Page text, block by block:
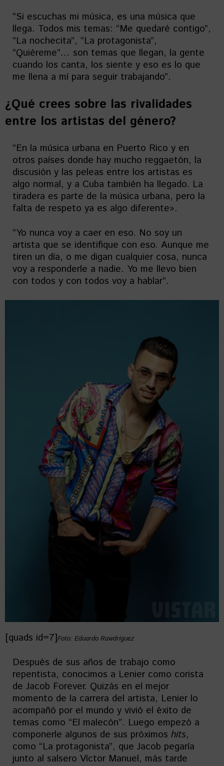
“Si escuchas mi música, es una música que
llega. Todos mis temas: “Me quedaré contigo”,
“La nochecita”, “La protagonista”,
“Quiéreme”… son temas que llegan, la gente
cuando los canta, los siente y eso es lo que
me llena a mí para seguir trabajando”.
¿Qué crees sobre las rivalidades
entre los artistas del género?
“En la música urbana en Puerto Rico y en
otros países donde hay mucho reggaetón, la
discusión y las peleas entre los artistas es
algo normal, y a Cuba también ha llegado. La
tiradera es parte de la música urbana, pero la
falta de respeto ya es algo diferente».
“Yo nunca voy a caer en eso. No soy un
artista que se identifique con eso. Aunque me
tiren un día, o me digan cualquier cosa, nunca
voy a responderle a nadie. Yo me llevo bien
con todos y con todos voy a hablar”.
[quads id=7]Foto: Eduardo Rawdríguez
Después de sus años de trabajo como
repentista, conocimos a Lenier como corista
de Jacob Forever. Quizás en el mejor
momento de la carrera del artista, Lenier lo
acompañó por el mundo y vivió el éxito de
temas como “El malecón”. Luego empezó a
componerle algunos de sus próximos hits,
como “La protagonista”, que Jacob pegaría
junto al salsero Víctor Manuel, más tarde